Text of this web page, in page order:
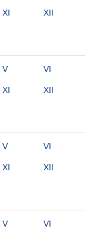
XI XII
V VI
XI XII
V VI
XI XII
V VI